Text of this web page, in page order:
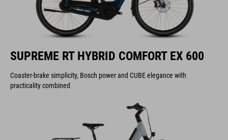
SUPREME RT HYBRID COMFORT EX 600
Coaster-brake simplicity, Bosch power and CUBE elegance with
practicality combined